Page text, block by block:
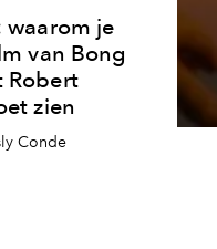
je
van Bong
Robert
zien
Conde